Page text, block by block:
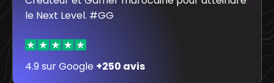
le Next Level. #GG
4.9 sur Google +250 avis